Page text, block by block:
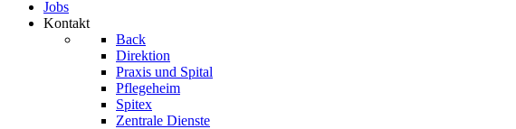
Jobs
Kontakt
Back
Direktion
Praxis und Spital
Pflegeheim
Spitex
Zentrale Dienste